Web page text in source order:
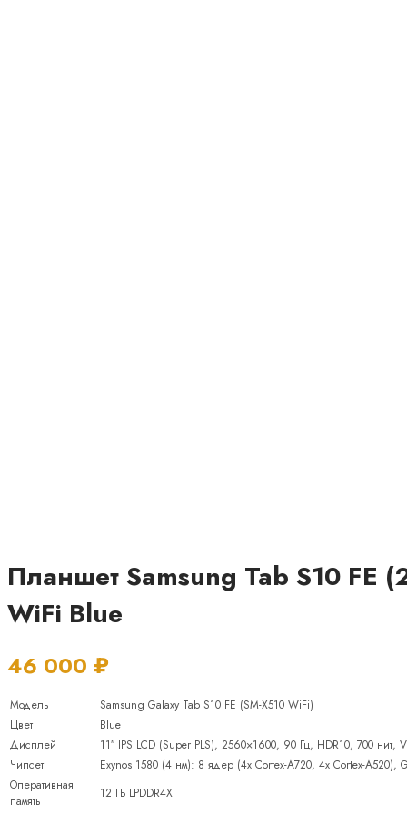
Планшет Samsung Tab S10 FE
WiFi Blue
46 000 ₽
Модель
Samsung Galaxy Tab S10 FE (SM-X510 WiFi)
Цвет
Blue
Дисплей
11″ IPS LCD (Super PLS), 2560×1600, 90 Гц, HDR10, 700
Чипсет
Exynos 1580 (4 нм): 8 ядер (4x Cortex-A720, 4x Cortex-A520),
Оперативная
память
12 ГБ LPDDR4X